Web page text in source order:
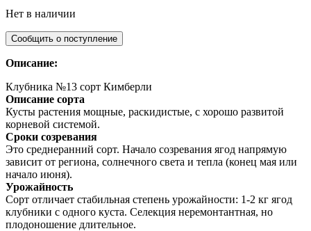
Нет в наличии
Описание:
Клубника №13 сорт Кимберли
Описание сорта
Кусты растения мощные, раскидистые, с хорошо развитой
корневой системой.
Сроки созревания
Это среднеранний сорт. Начало созревания ягод напрямую
зависит от региона, солнечного света и тепла (конец мая или
начало июня).
Урожайность
Сорт отличает стабильная степень урожайности: 1-2 кг ягод
клубники с одного куста. Селекция неремонтантная, но
плодоношение длительное.